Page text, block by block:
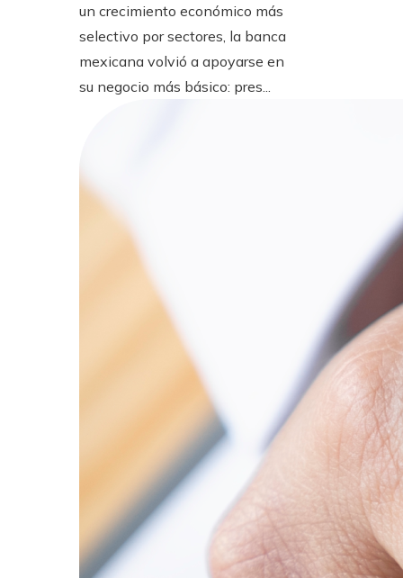
un crecimiento económico más
selectivo por sectores, la banca
mexicana volvió a apoyarse en
su negocio más básico: pres...